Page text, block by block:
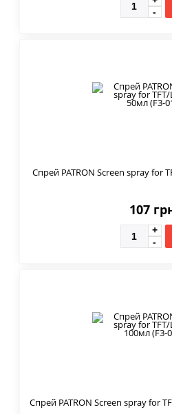
Спрей PATRON Screen spray for
107
Спрей PATRON Screen spray for